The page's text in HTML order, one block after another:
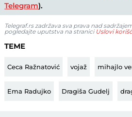
Telegram).
Telegraf.rs zadržava sva prava nad
pogledajte uputstva na stranici Uslovi
TEME
Ceca Ražnatović vojaž mihajlo
Ema Radujko Dragiša Gudelj